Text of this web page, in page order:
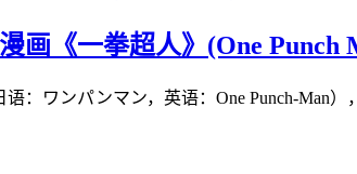
画《一拳超人》(One Punch
语：ワンパンマン，英语：One Punch-